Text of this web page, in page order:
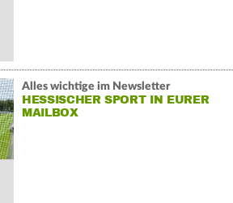
Alles wichtige im Newsletter
HESSISCHER SPORT IN EURER
MAILBOX